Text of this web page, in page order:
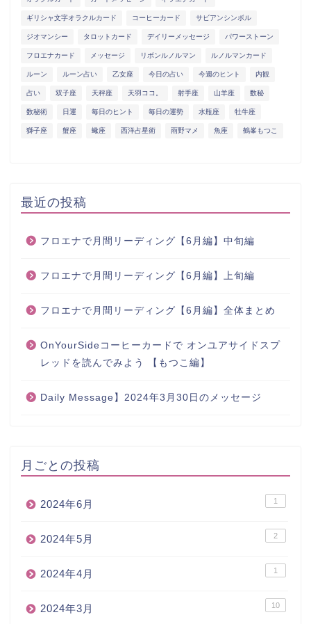
ギリシャ文字オラクルカード コーヒーカード サビアンシンボル
ジオマンシー タロットカード デイリーメッセージ パワーストーン
フロエナカード メッセージ リボンルノルマン ルノルマンカード
ルーン ルーン占い 乙女座 今日の占い 今週のヒント 内観
占い 双子座 天秤座 天羽ココ。 射手座 山羊座 数秘
数秘術 日運 毎日のヒント 毎日の運勢 水瓶座 牡牛座
獅子座 蟹座 蠍座 西洋占星術 雨野マメ 魚座 鶴峯もつこ
最近の投稿
フロエナで月間リーディング【6月編】中旬編
フロエナで月間リーディング【6月編】上旬編
フロエナで月間リーディング【6月編】全体まとめ
OnYourSideコーヒーカードで オンユアサイドスプ
レッドを読んでみよう 【もつこ編】
Daily Message】2024年3月30日のメッセージ
月ごとの投稿
2024年6月 1
2024年5月 2
2024年4月 1
2024年3月 10